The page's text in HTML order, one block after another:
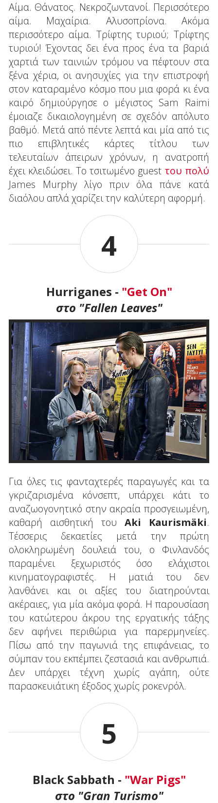
Αίμα. Θάνατος. Νεκροζωντανοί. Περισσότερο
αίμα. Μαχαίρια. Αλυσοπρίονα. Ακόμα
περισσότερο αίμα. Τρίφτης τυριού; Τρίφτης
τυριού! Έχοντας δει ένα προς ένα τα βαριά
χαρτιά των ταινιών τρόμου να πέφτουν στα
ξένα χέρια, οι ανησυχίες για την επιστροφή
στον καταραμένο κόσμο που μια φορά κι ένα
καιρό δημιούργησε ο μέγιστος Sam Raimi
έμοιαζε δικαιολογημένη σε σχεδόν απόλυτο
βαθμό. Μετά από πέντε λεπτά και μία από τις
πιο επιβλητικές κάρτες τίτλου των
τελευταίων άπειρων χρόνων, η ανατροπή
έχει κλειδώσει. Το τσιτωμένο guest του πολύ
James Murphy λίγο πριν όλα πάνε κατά
διαόλου απλά χαρίζει την καλύτερη αφορμή.
4
Hurriganes - "Get On"
στο "Fallen Leaves"
Για όλες τις φανταχτερές παραγωγές και τα
γκριζαρισμένα κόνσεπτ, υπάρχει κάτι το
αναζωογονητικό στην ακραία προσγειωμένη,
καθαρή αισθητική τουAki Kaurismäki.
Τέσσερις δεκαετίες μετά την πρώτη
ολοκληρωμένη δουλειά του, ο Φινλανδός
παραμένει ξεχωριστός όσο ελάχιστοι
κινηματογραφιστές. Η ματιά του δεν
λανθάνει και οι αξίες του διατηρούνται
ακέραιες, για μία ακόμα φορά. Η παρουσίαση
του κατώτερου άκρου της εργατικής τάξης
δεν αφήνει περιθώρια για παρερμηνείες.
Πίσω από την παγωνιά της επιφάνειας, το
σύμπαν του εκπέμπει ζεστασιά και ανθρωπιά.
Δεν υπάρχει τέχνη χωρίς αγάπη, ούτε
παρασκευιάτικη έξοδος χωρίς ροκενρόλ.
5
Black Sabbath - "War Pigs"
στο "Gran Turismo"